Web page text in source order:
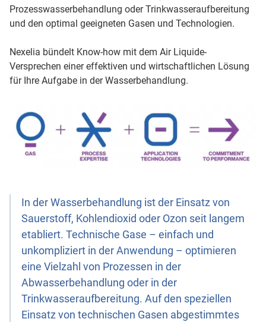
Prozesswasserbehandlung oder Trinkwasseraufbereitung
und den optimal geeigneten Gasen und Technologien.
Nexelia bündelt Know-how mit dem Air Liquide-
Versprechen einer effektiven und wirtschaftlichen Lösung
für Ihre Aufgabe in der Wasserbehandlung.
In der Wasserbehandlung ist der Einsatz von
Sauerstoff, Kohlendioxid oder Ozon seit langem
etabliert. Technische Gase – einfach und
unkompliziert in der Anwendung – optimieren
eine Vielzahl von Prozessen in der
Abwasserbehandlung oder in der
Trinkwasseraufbereitung. Auf den speziellen
Einsatz von technischen Gasen abgestimmtes